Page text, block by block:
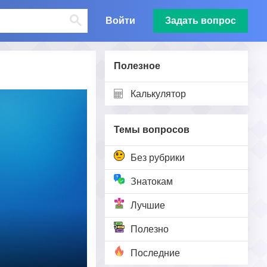
Войти Задать вопрос
Полезное
Калькулятор
Темы вопросов
Без рубрики
Знатокам
Лучшие
Полезно
Последние